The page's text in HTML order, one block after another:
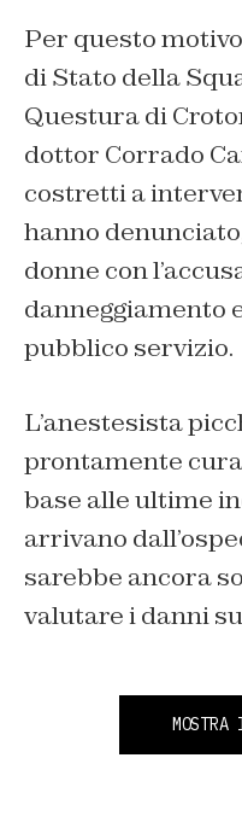
Per questo
di Stato della
Questura di
dottor Corrado
costretti a
hanno
donne con
danneggiamento
pubblico servizio.
L’anestesista
prontamente
base alle ultime
arrivano
sarebbe ancora
valutare i danni
MOSTRA